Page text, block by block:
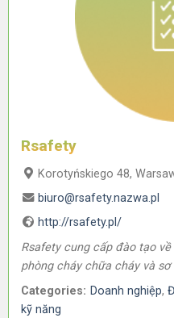
Rsafety
Korotyńskiego 48,
biuro@rsafety.nazwa.pl
http://rsafety.pl/
Rsafety cung cấp đào tạo
phòng cháy chữa cháy và
Categories: Doanh nghiệp,
kỹ năng